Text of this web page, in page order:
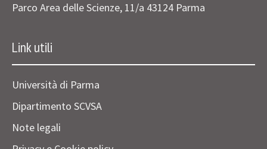
Parco Area delle Scienze, 11/a 43124 Parma
Link utili
Università di Parma
Dipartimento SCVSA
Note legali